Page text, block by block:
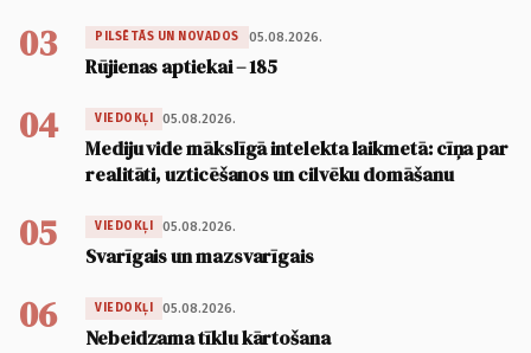
03 PILSĒTĀS UN NOVADOS 05.08.2026.
Rūjienas aptiekai – 185
04 VIEDOKĻI 05.08.2026.
Mediju vide mākslīgā intelekta laikmetā: cīņa par
realitāti, uzticēšanos un cilvēku domāšanu
05 VIEDOKĻI 05.08.2026.
Svarīgais un mazsvarīgais
06 VIEDOKĻI 05.08.2026.
Nebeidzama tīklu kārtošana